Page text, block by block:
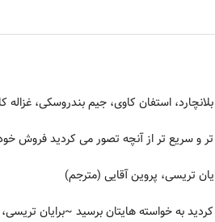
استفان کاوی، جیم بندروسکی، غزاله
و سریع تر از آنچه تصور می کردید فروش
تریسی، پروین آقایی (مترجم)
به خواسته هایتان برسید ~برایان